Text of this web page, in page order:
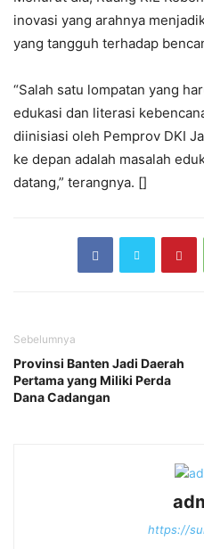
inovasi yang arahnya
yang tangguh terhadap
“Salah satu lompatan yang
edukasi dan literasi
diinisiasi oleh Pemprov DKI
ke depan adalah masalah
datang,” terangnya. []
Sebelumnya
Provinsi Banten Jadi Daerah
Pertama yang Miliki Perda
Dana Cadangan
https://